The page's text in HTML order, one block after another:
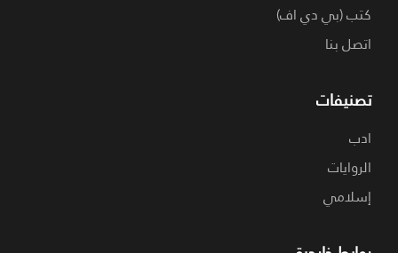
كتب (بي دي اف)
اتصل بنا
تصنيفات
ادب
الروايات
إسلامي